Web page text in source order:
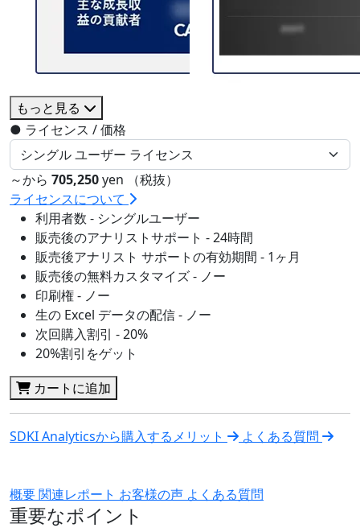
もっと見る
● ライセンス / 価格
～から 705,250yen （税抜）
ライセンスについて
利用者数 - シングルユーザー
販売後のアナリストサポート - 24時間
販売後アナリスト サポートの有効期間 - 1ヶ月
販売後の無料カスタマイズ - ノー
印刷権 - ノー
生の Excel データの配信 - ノー
次回購入割引 - 20%
20%割引をゲット
カートに追加
SDKI Analyticsから購入するメリット よくある質問
概要関連レポート お客様の声 よくある質問
重要なポイント